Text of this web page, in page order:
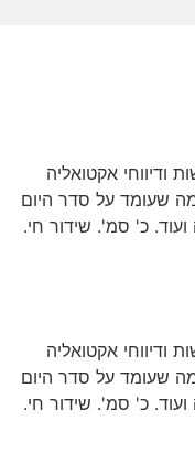
עדכוני חדשות ודיווחי אקטואליה
שעומד על סדר היום
ועוד. כ' סמ'. שידור חי.
עדכוני חדשות ודיווחי אקטואליה
שעומד על סדר היום
ועוד. כ' סמ'. שידור חי.